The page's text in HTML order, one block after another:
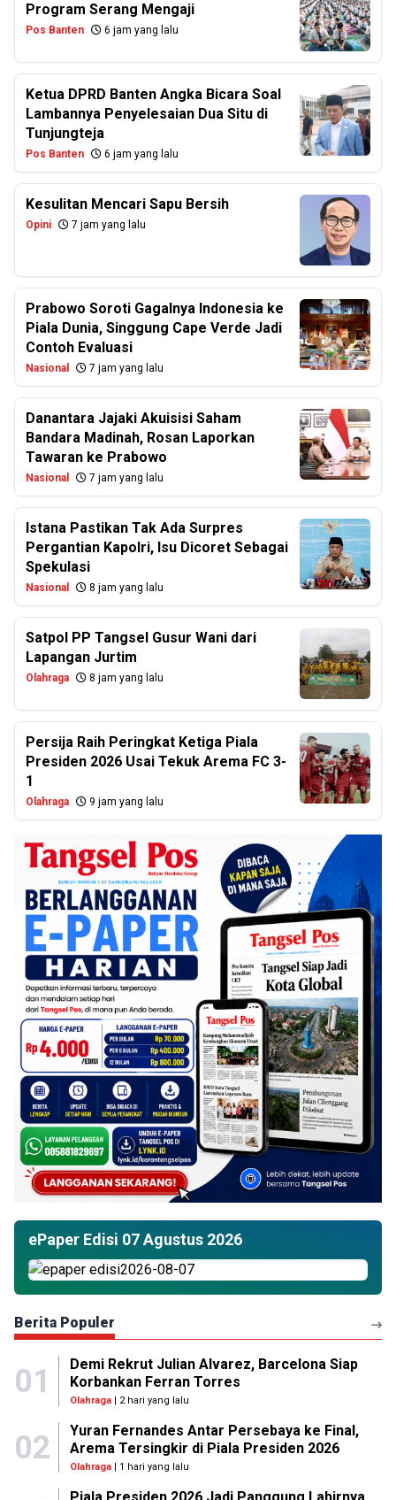
Program Serang Mengaji
Pos Banten 6 jam yang lalu
Ketua DPRD Banten Angka Bicara Soal
Lambannya Penyelesaian Dua Situ di
Tunjungteja
Pos Banten 6 jam yang lalu
Kesulitan Mencari Sapu Bersih
Opini 7 jam yang lalu
Prabowo Soroti Gagalnya Indonesia ke
Piala Dunia, Singgung Cape Verde Jadi
Contoh Evaluasi
Nasional 7 jam yang lalu
Danantara Jajaki Akuisisi Saham
Bandara Madinah, Rosan Laporkan
Tawaran ke Prabowo
Nasional 7 jam yang lalu
Istana Pastikan Tak Ada Surpres
Pergantian Kapolri, Isu Dicoret Sebagai
Spekulasi
Nasional 8 jam yang lalu
Satpol PP Tangsel Gusur Wani dari
Lapangan Jurtim
Olahraga 8 jam yang lalu
Persija Raih Peringkat Ketiga Piala
Presiden 2026 Usai Tekuk Arema FC 3-
1
Olahraga 9 jam yang lalu
ePaper Edisi 07 Agustus 2026
Berita Populer
01
Demi Rekrut Julian Alvarez, Barcelona Siap
Korbankan Ferran Torres
Olahraga| 2 hari yang lalu
02
Yuran Fernandes Antar Persebaya ke Final,
Arema Tersingkir di Piala Presiden 2026
Olahraga| 1 hari yang lalu